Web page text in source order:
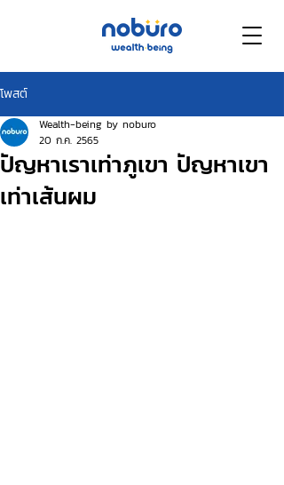
โพสต์
ปัญหาเราเท่าภูเขา ปัญหาเขา
เท่าเส้นผม
Wealth-being by noburo
20 ก.ค. 2565